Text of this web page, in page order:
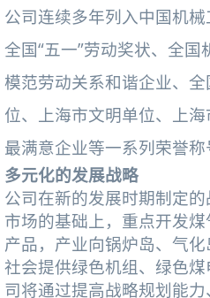
公司连续多年列入中国机
全国“五一”劳动奖状、全
模范劳动关系和谐企业、全
位、上海市文明单位、上
最满意企业等一系列荣誉称
多元化的发展战略
公司在新的发展时期制定
市场的基础上，重点开发
产品，产业向锅炉岛、气
社会提供绿色机组、绿色
司将通过提高战略规划能力